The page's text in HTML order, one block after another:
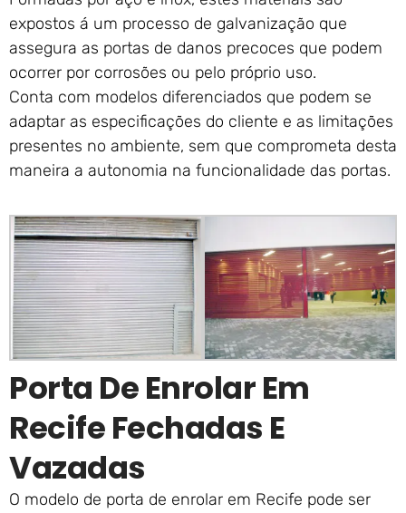
Enrolar em Nova Friburgo –
RJ
expostos á um processo de galvanização que
assegura as portas de danos precoces que podem
ocorrer por corrosões ou pelo próprio uso.
Conta com modelos diferenciados que podem se
adaptar as especificações do cliente e as limitações
presentes no ambiente, sem que comprometa desta
maneira a autonomia na funcionalidade das portas.
Porta De Enrolar Em
Recife Fechadas E
Vazadas
O modelo de porta de enrolar em Recife pode ser